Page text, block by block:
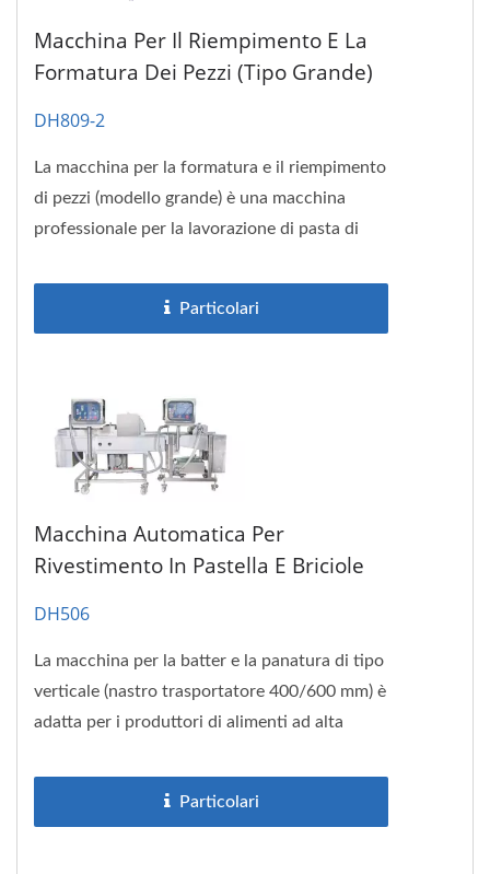
Macchina Per Il Riempimento E La
Formatura Dei Pezzi (tipo Grande)
DH809-2
La macchina per la formatura e il riempimento
di pezzi (modello grande) è una macchina
professionale per la lavorazione di pasta di
Particolari
Macchina Automatica Per
Rivestimento In Pastella E Briciole
DH506
La macchina per la batter e la panatura di tipo
verticale (nastro trasportatore 400/600 mm) è
adatta per i produttori di alimenti ad alta
Particolari